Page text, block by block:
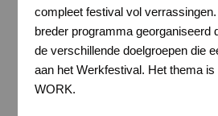
compleet festival vol
breder programma georganiseerd
de verschillende doelgroepen die
aan het Werkfestival. Het thema
WORK.